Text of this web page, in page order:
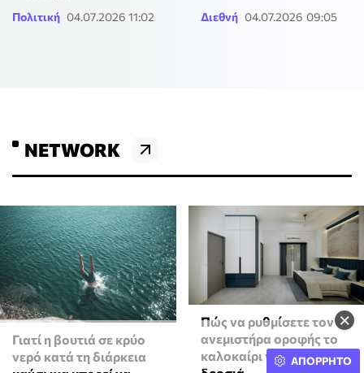
×
Πολιτική 04.07.2026 11:02 Διεθνή 04.07.2026 09:05
NETWORK
Γιατί η βουτιά σε κρύο
νερό κατά τη διάρκεια
Πώς να ρυθμίσετε τον
ανεμιστήρα οροφής το
καλοκαίρι για μέγιστη
ΑΠΟΡΡΗΤΟ